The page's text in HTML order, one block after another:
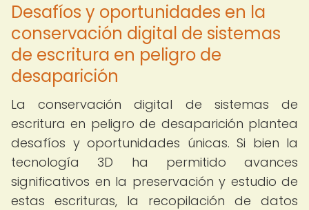
Desafíos y oportunidades en la
conservación digital de sistemas
de escritura en peligro de
desaparición
La conservación digital de sistemas de
escritura en peligro de desaparición plantea
desafíos y oportunidades únicas. Si bien la
tecnología 3D ha permitido avances
significativos en la preservación y estudio de
estas escrituras, la recopilación de datos